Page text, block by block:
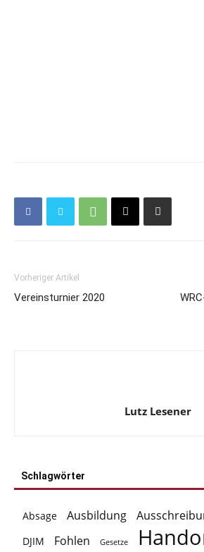
Vorheriger Artikel
Vereinsturnier 2020
Lutz Lesener
Schlagwörter
Absage Ausbildung
DJIM
Fohlen Gesetze